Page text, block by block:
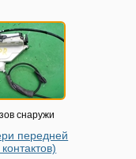
снаружи
передней